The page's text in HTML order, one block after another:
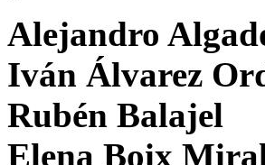
Alejandro
Iván Álvarez
Rubén Balajel
Elena Boix